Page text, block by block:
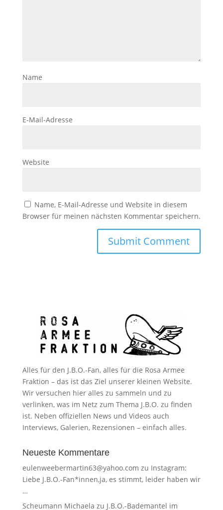
Name
E-Mail-Adresse
Website
Name, E-Mail-Adresse und Website in diesem
Browser für meinen nächsten Kommentar speichern.
Alles für den J.B.O.-Fan, alles für die Rosa Armee
Fraktion – das ist das Ziel unserer kleinen Website.
Wir versuchen hier alles zu sammeln und zu
verlinken, was im Netz zum Thema J.B.O. zu finden
ist. Neben offiziellen News und Videos auch
Interviews, Galerien, Rezensionen – einfach alles.
Neueste Kommentare
eulenweebermartin63@yahoo.com zu Instagram:
Liebe J.B.O.-Fan*innen,ja, es stimmt, leider haben wir
…
Scheumann Michaela zu J.B.O.-Bademantel im